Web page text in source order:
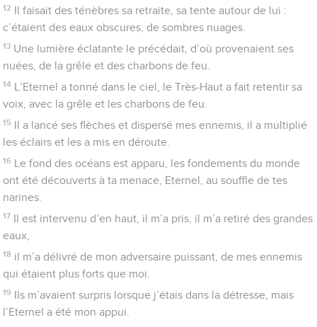
21 L’Eternel m’a récompensé de ma justice, il m’a traité
conformément à la pureté de mes mains,
22 car j’ai suivi les voies de l’Eternel, je n’ai pas été coupable
envers mon Dieu.
23 Toutes ses règles ont été devant moi et je ne me suis pas
écarté de ses prescriptions.
24 J’ai été intègre envers lui et je me suis tenu en garde contre
mon péché.
25 Alors l’Eternel m’a traité conformément à ma justice, à la
pureté qu’il a vue sur mes mains.
26
intègre tu agis avec intégrité,
27
avec celui qui est pur tu te montres pur, et avec l’homme
faux tu te montres habile.
28
Tu sauves le peuple qui s’humilie, et tu abaisses les regards
hautains.
29
Oui, tu fais briller ma lumière. L’Eternel, mon Dieu, éclaire